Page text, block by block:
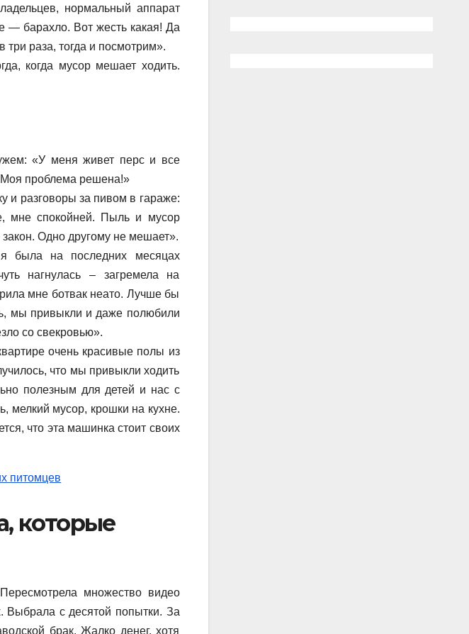
нормальный аппарат
— барахло. Вот жесть какая! Да
три раза, тогда и посмотрим».
когда мусор мешает ходить.
«У меня живет перс и все
Моя проблема решена!»
и разговоры за пивом в гараже:
мне спокойней. Пыль и мусор
Одно другому не мешает».
была на последних месяцах
нагнулась ­– загремела на
мне ботвак неато. Лучше бы
мы привыкли и даже полюбили
со свекровью».
очень красивые полы из
что мы привыкли ходить
полезным для детей и нас с
мелкий мусор, крошки на кухне.
что эта машинка стоит своих
которые
множество видео
Выбрала с десятой попытки. За
брак. Жалко денег, хотя